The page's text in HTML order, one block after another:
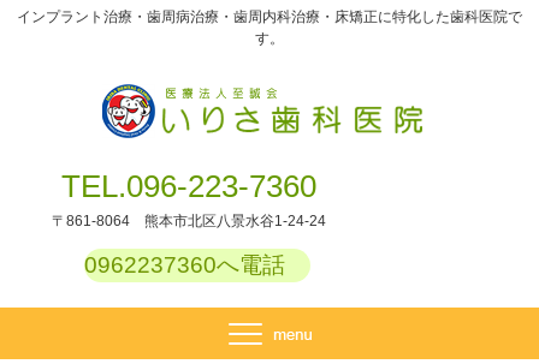
インプラント治療・歯周病治療・歯周内科治療・床矯正に特化した歯科医院で
す。
TEL.096-223-7360
〒861-8064 熊本市北区八景水谷1-24-24
0962237360へ電話